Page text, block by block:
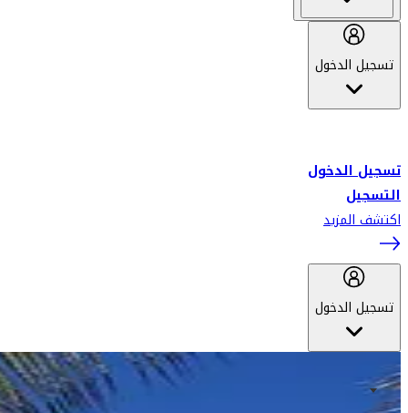
تسجيل الدخول
تسجيل الدخول
التسجيل
اكتشف المزيد
تسجيل الدخول